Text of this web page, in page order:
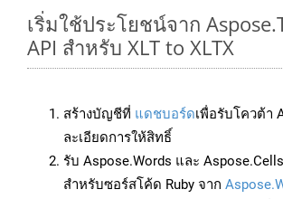
เริ่มใช้ประโยชน์จาก
API สำหรับ XLT to XLTX
สร้างบัญชีที่ แดชบอร์ดเพื่อรับโควต้า
ละเอียดการให้สิทธิ์
รับ Aspose.Words และ
สำหรับซอร์สโค้ด Ruby จาก